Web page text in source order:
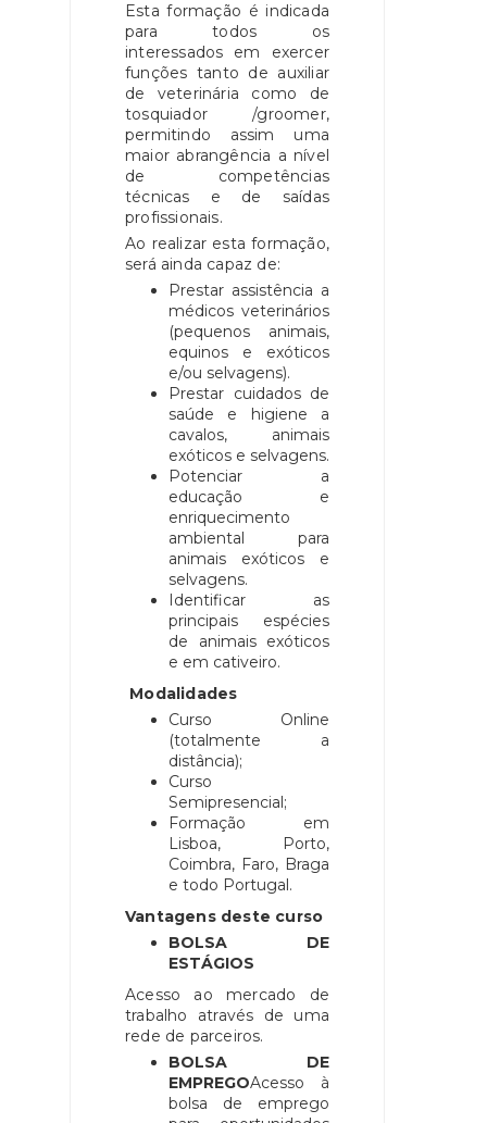
Esta formação é indicada
para todos os
interessados em exercer
funções tanto de auxiliar
de veterinária como de
tosquiador /groomer,
permitindo assim uma
maior abrangência a nível
de competências
técnicas e de saídas
profissionais.
Ao realizar esta formação,
será ainda capaz de:
Prestar assistência a
médicos veterinários
(pequenos animais,
equinos e exóticos
e/ou selvagens).
Prestar cuidados de
saúde e higiene a
cavalos, animais
exóticos e selvagens.
Potenciar a
educação e
enriquecimento
ambiental para
animais exóticos e
selvagens.
Identificar as
principais espécies
de animais exóticos
e em cativeiro.
Modalidades
Curso Online
(totalmente a
distância);
Curso
Semipresencial;
Formação em
Lisboa, Porto,
Coimbra, Faro, Braga
e todo Portugal.
Vantagens deste curso
BOLSA DE
ESTÁGIOS
Acesso ao mercado de
trabalho através de uma
rede de parceiros.
BOLSA DE
EMPREGOAcesso à
bolsa de emprego